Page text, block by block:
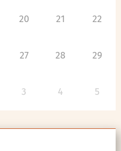
20 21 22
27 28 29
3 4 5